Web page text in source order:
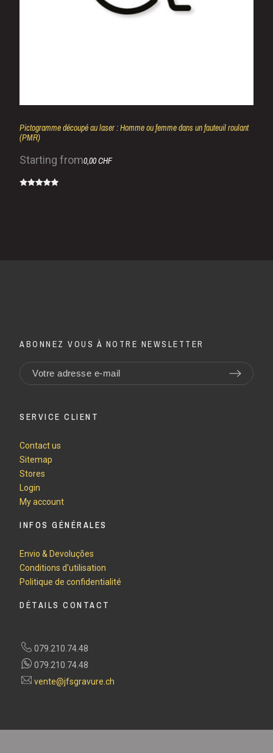
Pictogramme découpé au laser : Homme ou femme dans un fauteuil roulant
(PMR)
Starting from0,00 CHF
ABONNEZ VOUS À NOTRE NEWSLETTER
SERVICE CLIENT
Contact us
Sitemap
Stores
Login
My account
INFOS GÉNÉRALES
Envio & Devoluções
Conditions d'utilisation
Politique de confidentialité
DÉTAILS CONTACT
079.210.74.48
079.210.74.48
vente@jfsgravure.ch